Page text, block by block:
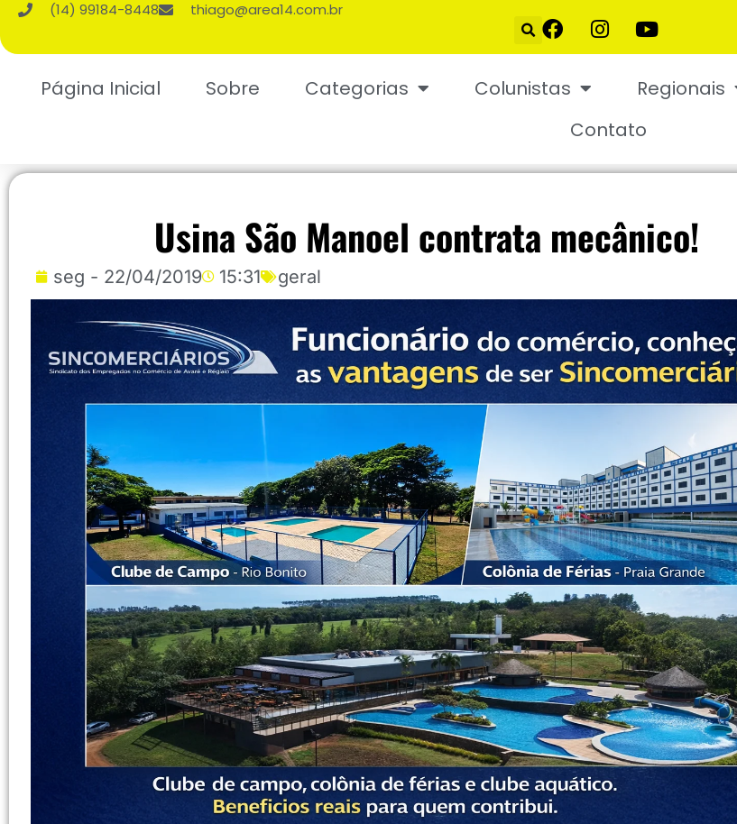
(14) 99184-8448 thiago@area14.com.br
Página Inicial Sobre Categorias Colunistas Regionais
Contato
Usina São Manoel contrata mecânico!
seg - 22/04/2019 15:31 geral